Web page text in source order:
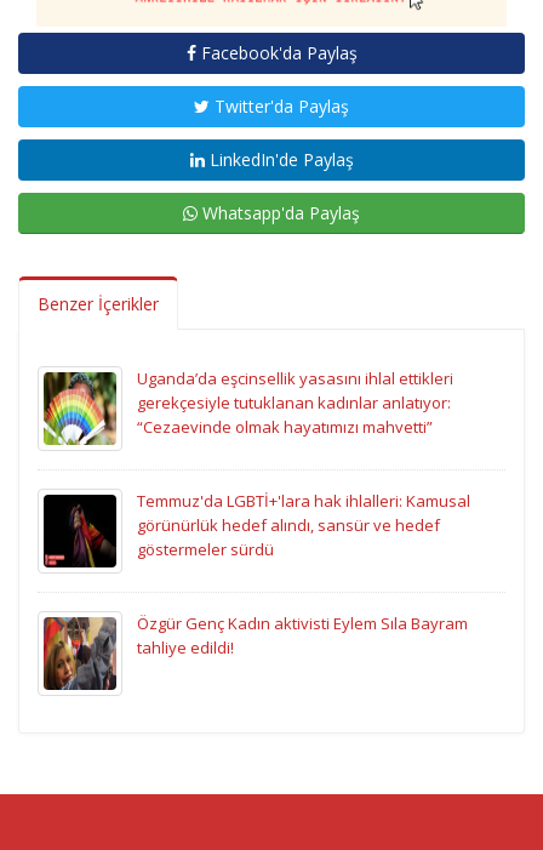
Facebook'da Paylaş
Twitter'da Paylaş
LinkedIn'de Paylaş
Whatsapp'da Paylaş
Benzer İçerikler
Uganda’da eşcinsellik yasasını ihlal ettikleri
gerekçesiyle tutuklanan kadınlar anlatıyor:
“Cezaevinde olmak hayatımızı mahvetti”
Temmuz'da LGBTİ+'lara hak ihlalleri: Kamusal
görünürlük hedef alındı, sansür ve hedef
göstermeler sürdü
Özgür Genç Kadın aktivisti Eylem Sıla Bayram
tahliye edildi!